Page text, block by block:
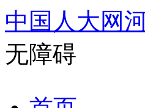
中国人大网
无障碍